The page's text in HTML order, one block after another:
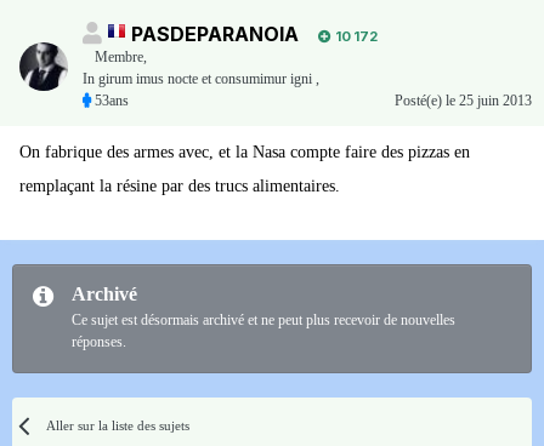
PASDEPARANOIA
10 172
Membre,
In girum imus nocte et consumimur igni ,
53ans
Posté(e) le 25 juin 2013
On fabrique des armes avec, et la Nasa compte faire des pizzas en
remplaçant la résine par des trucs alimentaires.
Archivé
Ce sujet est désormais archivé et ne peut plus recevoir de nouvelles
réponses.
Aller sur la liste des sujets